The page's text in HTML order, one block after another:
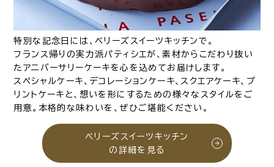
特別な記念日には、ベリーズスイーツキッチンで。
フランス帰りの実力派パティシエが、素材からこだわり抜い
たアニバーサリーケーキを心を込めてお届けします。
スペシャルケーキ、デコレーションケーキ、スクエアケーキ、プ
リントケーキと、想いを形にするための様々なスタイルをご
用意。本格的な味わいを、ぜひご堪能ください。
ベリーズスイーツキッチン
の詳細を見る